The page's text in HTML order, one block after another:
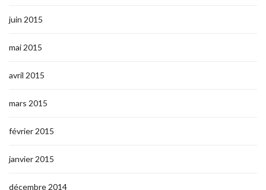
juin 2015
mai 2015
avril 2015
mars 2015
février 2015
janvier 2015
décembre 2014